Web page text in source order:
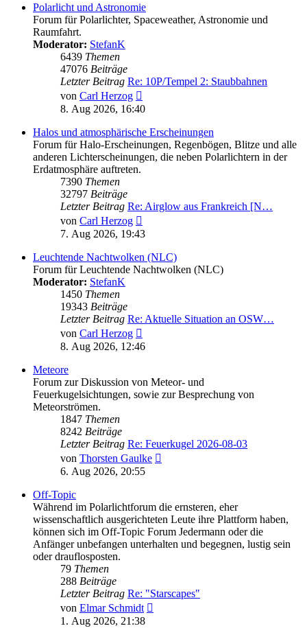
Polarlicht und Astronomie
Forum für Polarlichter, Spaceweather, Astronomie und
Raumfahrt.
Moderator: StefanK
6439 Themen
47076 Beiträge
Letzter Beitrag Re: 10P/Tempel 2: Staubbahnen
von Carl Herzog
Beitrag
8. Aug 2026, 16:40
Halos und atmosphärische Erscheinungen
Forum für Halo-Erscheinungen, Regenbögen, Blitze und alle
anderen Lichterscheinungen, die neben Polarlichtern in der
Erdatmosphäre auftreten.
7390 Themen
32797 Beiträge
Letzter Beitrag Re: Airglow aus Frankreich [N…
von Carl Herzog
Beitrag
7. Aug 2026, 19:43
Leuchtende Nachtwolken (NLC)
Forum für Leuchtende Nachtwolken (NLC)
Moderator: StefanK
1450 Themen
19343 Beiträge
Letzter Beitrag Re: Aktuelle Situation an OSW…
von Carl Herzog
Beitrag
8. Aug 2026, 12:46
Meteore
Forum zur Diskussion von Meteor- und
Feuerkugelsichtungen, sowie zur Besprechung von
Meteorströmen.
1847 Themen
8242 Beiträge
Letzter Beitrag Re: Feuerkugel 2026-08-03
von Thorsten Gaulke
6. Aug 2026, 20:55
Off-Topic
Während im Polarlichtforum die ernsteren, eher
wissenschaftlich ausgerichteten Leute ihre Plattform haben,
können sich im Off-Topic Forum Jedermann oder die
Anfänger unbefangen unterhalten und begegnen, lustig sein
oder drauflosposten.
79 Themen
288 Beiträge
Letzter Beitrag Re: "Starscapes"
von Elmar Schmidt
1. Aug 2026, 21:38